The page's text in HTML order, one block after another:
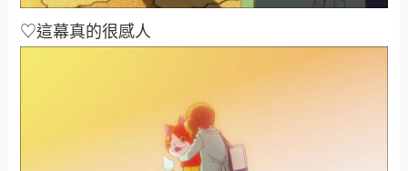
♡這幕真的很感人